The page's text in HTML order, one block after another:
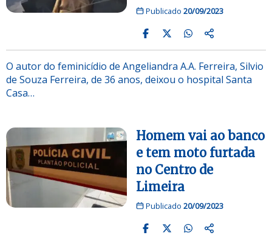
Publicado 20/09/2023
O autor do feminicídio de Angeliandra A.A. Ferreira, Silvio
de Souza Ferreira, de 36 anos, deixou o hospital Santa
Casa…
Homem vai ao banco
e tem moto furtada
no Centro de
Limeira
Publicado 20/09/2023